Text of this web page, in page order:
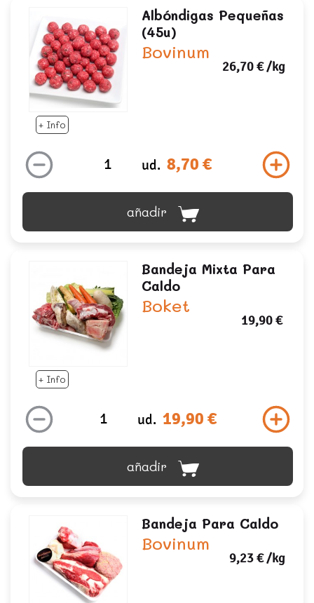
+ Info
Albóndigas Pequeñas
(45u)
Bovinum
26,70 €/kg
ud. 8,70 €
añadir
+ Info
Bandeja Mixta Para
Caldo
Boket
19,90 €
ud. 19,90 €
añadir
Bandeja Para Caldo
Bovinum
9,23 €/kg